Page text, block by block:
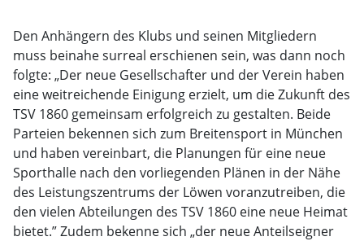
Den Anhängern des Klubs und seinen Mitgliedern
muss beinahe surreal erschienen sein, was dann noch
folgte: „Der neue Gesellschafter und der Verein haben
eine weitreichende Einigung erzielt, um die Zukunft des
TSV 1860 gemeinsam erfolgreich zu gestalten. Beide
Parteien bekennen sich zum Breitensport in München
und haben vereinbart, die Planungen für eine neue
Sporthalle nach den vorliegenden Plänen in der Nähe
des Leistungszentrums der Löwen voranzutreiben, die
den vielen Abteilungen des TSV 1860 eine neue Heimat
bietet.” Zudem bekenne sich „der neue Anteilseigner